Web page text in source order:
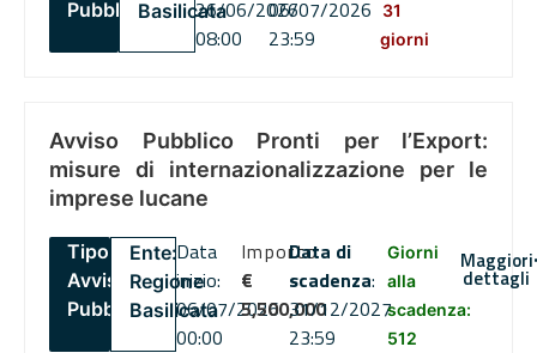
PubblicoBasilicata26/06/2026
08:00
06/07/2026
23:59
31
giorni
Avviso Pubblico Pronti per l’Export:
misure di internazionalizzazione per le
imprese lucane
Tipo:
Avviso
Pubblico
Ente:
Regione
Basilicata
Data
inizio:
06/07/2026
00:00
Importo
€
5,500,000
Data di
scadenza:
31/12/2027
23:59
Giorni
alla
scadenza:
512
Maggiori
dettagli